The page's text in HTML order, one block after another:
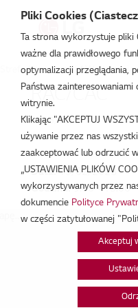
Strefa Klimatyzacji /Wydarzenia
RAC/CAC
lut 15, 2023
Data:15/02/2023
Godzina:9:00 - 15:00
Pliki Cookies
Ta strona wykorzystuje
ważne dla prawidłowego
optymalizacji przeglądania,
Państwa zainteresowaniami
witrynie.
Klikając "AKCEPTUJ
używanie przez nas
zaakceptować lub odrzucić
„USTAWIENIA PLIKÓW
wykorzystywanych przez
dokumencie Polityce
w części zatytułowanej
Akceptuj